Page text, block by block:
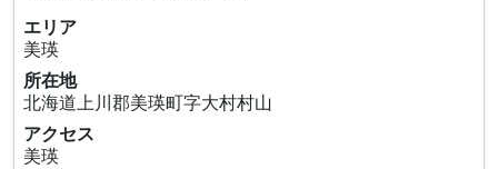
エリア
美瑛
所在地
北海道上川郡美瑛町字大村村山
アクセス
美瑛